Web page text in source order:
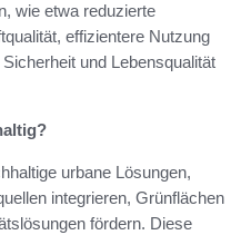
wie etwa reduzierte
effizientere Nutzung
und Lebensqualität
urbane Lösungen,
integrieren, Grünflächen
fördern. Diese